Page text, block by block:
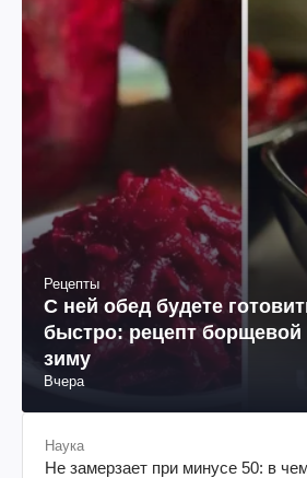
Рецепты
С ней обед будете
быстро: рецепт борщевой
зиму
Вчера
Наука
Не замерзает при минусе 50: в